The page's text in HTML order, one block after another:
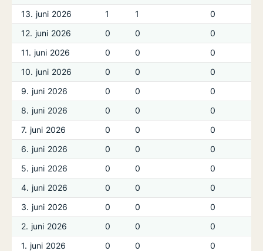
13. juni 2026
1 1
0
12. juni 2026
0 0
0
11. juni 2026
0 0
0
10. juni 2026
0 0
0
9. juni 2026
0 0
0
8. juni 2026
0 0
0
7. juni 2026
0 0
0
6. juni 2026
0 0
0
5. juni 2026
0 0
0
4. juni 2026
0 0
0
3. juni 2026
0 0
0
2. juni 2026
0 0
0
1. juni 2026
0 0
0